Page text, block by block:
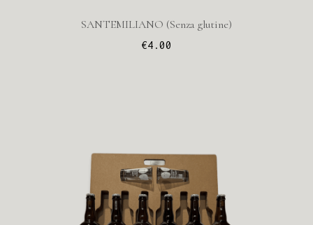
SANTEMILIANO (Senza glutine)
€4.00